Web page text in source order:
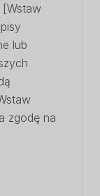
[Wstaw
lub
zgodę na